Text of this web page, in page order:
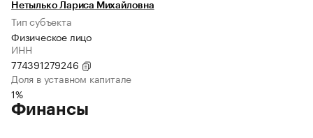
Нетылько Лариса Михайловна
Тип субъекта
Физическое лицо
ИНН
774391279246
Доля в уставном капитале
1%
Финансы